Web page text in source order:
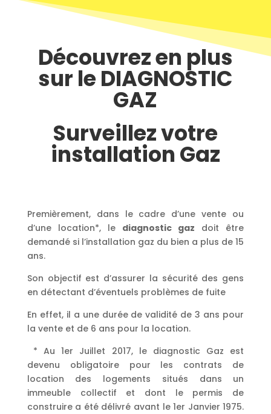
Découvrez en plus
sur le DIAGNOSTIC
GAZ
Surveillez votre
installation Gaz
Premièrement, dans le cadre d’une vente ou
d’une location*, le diagnostic gaz doit être
demandé si l’installation gaz du bien a plus de 15
ans.
Son objectif est d’assurer la sécurité des gens
en détectant d’éventuels problèmes de fuite
En effet, il a une durée de validité de 3 ans pour
la vente et de 6 ans pour la location.
* Au 1er Juillet 2017, le diagnostic Gaz est
devenu obligatoire pour les contrats de
location des logements situés dans un
immeuble collectif et dont le permis de
construire a été délivré avant le 1er Janvier 1975.